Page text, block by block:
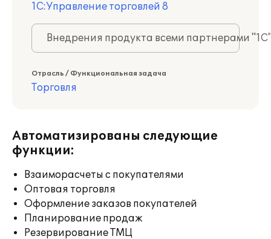
1С:Управление торговлей 8
Внедрения продукта всеми партнерами
Отрасль / Функциональная задача
Торговля
Автоматизированы следующие
функции:
Взаиморасчеты с покупателями
Оптовая торговля
Оформление заказов покупателей
Планирование продаж
Резервирование ТМЦ